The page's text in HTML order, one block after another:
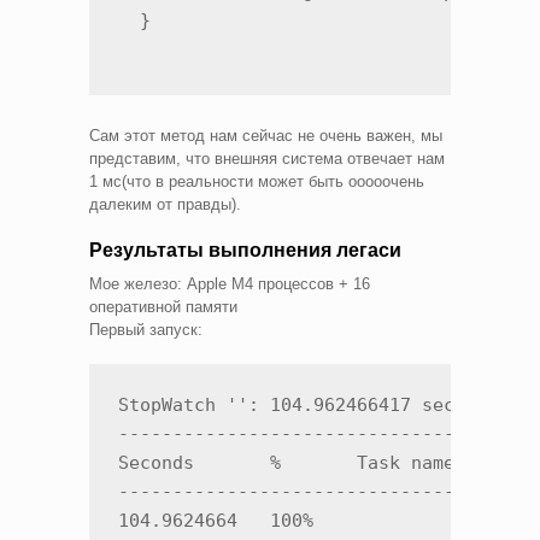
  }
Сам этот метод нам сейчас не очень важен, мы
представим, что внешняя система отвечает нам
1 мс(что в реальности может быть ооооочень
далеким от правды).
Результаты выполнения легаси
Мое железо: Apple M4 процессов + 16
оперативной памяти
Первый запуск:
StopWatch '': 104.962466417 seconds
Seconds       %       Task name
104.9624664   100%